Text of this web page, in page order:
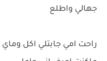
جهالي واطلع
راحت امي جابتلي اكل